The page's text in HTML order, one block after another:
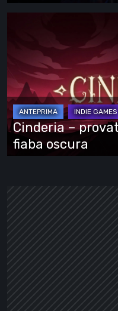
provato
l’Early
Access:
una
fiaba
oscura
Cinderia –
fiaba oscura